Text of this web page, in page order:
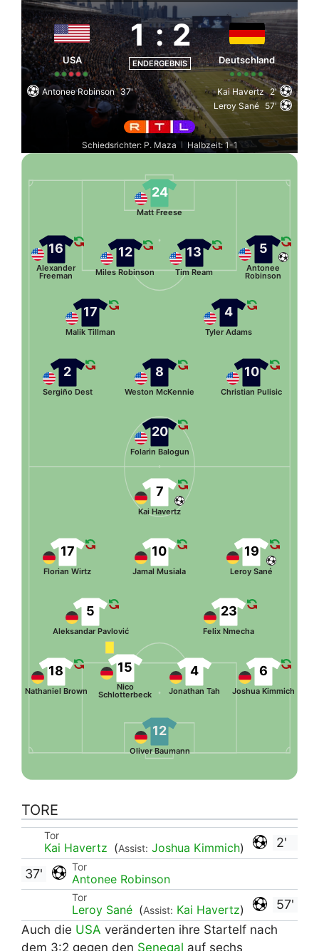
USA
1 : 2
ENDERGEBNIS Deutschland
Antonee Robinson 37' Kai Havertz 2'
Leroy Sané 57'
Schiedsrichter: P. Maza Halbzeit: 1-1
24
Matt Freese
5
Antonee
Robinson
13
Tim Ream
12
Miles Robinson
16
Alexander
Freeman
4
Tyler Adams
17
Malik Tillman
10
Christian Pulisic
8
Weston McKennie
2
Sergiño Dest
20
Folarin Balogun
12
Oliver Baumann
18
Nathaniel Brown
15
Nico
Schlotterbeck
4
Jonathan Tah
6
Joshua Kimmich
5
Aleksandar Pavlović
23
Felix Nmecha
17
Florian Wirtz
10
Jamal Musiala
19
Leroy Sané
7
Kai Havertz
TORE
2'
Tor
Kai Havertz (Assist: Joshua Kimmich)
Tor
Antonee Robinson
37'
57'
Tor
Leroy Sané (Assist: Kai Havertz)
Auch die USA veränderten ihre Startelf nach
dem 3:2 gegen den Senegal auf sechs